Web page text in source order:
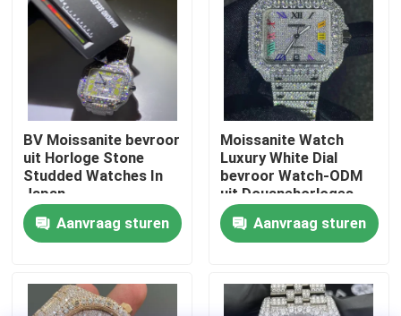
Kwaliteitscontrole
Contacteer ons
Nieuws
Gevallen
Moissanite Diamond Watch
BV Moissanite bevroor
uit Horloge Stone
Studded Watches In
Japan
Aanvraag sturen
Moissanite Watch
Luxury White Dial
bevroor Watch-ODM
uit Douanehorloges
voor Mensen
Aanvraag sturen